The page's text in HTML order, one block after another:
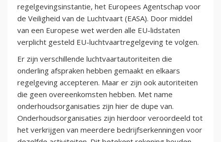
regelgevingsinstantie, het Europees Agentschap voor
de Veiligheid van de Luchtvaart (EASA). Door middel
van een Europese wet werden alle EU-lidstaten
verplicht gesteld EU-luchtvaartregelgeving te volgen.
Er zijn verschillende luchtvaartautoriteiten die
onderling afspraken hebben gemaakt en elkaars
regelgeving accepteren. Maar er zijn ook autoriteiten
die geen overeenkomsten hebben. Met name
onderhoudsorganisaties zijn hier de dupe van.
Onderhoudsorganisaties zijn hierdoor veroordeeld tot
het verkrijgen van meerdere bedrijfserkenningen voor